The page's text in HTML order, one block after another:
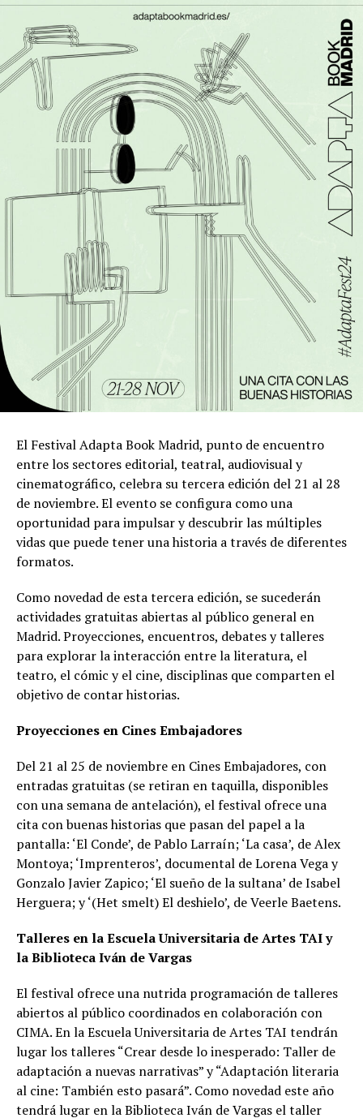
El Festival Adapta Book Madrid, punto de encuentro
entre los sectores editorial, teatral, audiovisual y
cinematográfico, celebra su tercera edición del 21 al 28
de noviembre. El evento se configura como una
oportunidad para impulsar y descubrir las múltiples
vidas que puede tener una historia a través de diferentes
formatos.
Como novedad de esta tercera edición, se sucederán
actividades gratuitas abiertas al público general en
Madrid. Proyecciones, encuentros, debates y talleres
para explorar la interacción entre la literatura, el
teatro, el cómic y el cine, disciplinas que comparten el
objetivo de contar historias.
Proyecciones en Cines Embajadores
Del 21 al 25 de noviembre en Cines Embajadores, con
entradas gratuitas (se retiran en taquilla, disponibles
con una semana de antelación), el festival ofrece una
cita con buenas historias que pasan del papel a la
pantalla: ‘El Conde’, de Pablo Larraín; ‘La casa’, de Alex
Montoya; ‘Imprenteros’, documental de Lorena Vega y
Gonzalo Javier Zapico; ‘El sueño de la sultana’ de Isabel
Herguera; y ‘(Het smelt) El deshielo’, de Veerle Baetens.
Talleres en la Escuela Universitaria de Artes TAI y
la Biblioteca Iván de Vargas
El festival ofrece una nutrida programación de talleres
abiertos al público coordinados en colaboración con
CIMA. En la Escuela Universitaria de Artes TAI tendrán
lugar los talleres “Crear desde lo inesperado: Taller de
adaptación a nuevas narrativas” y “Adaptación literaria
al cine: También esto pasará”. Como novedad este año
tendrá lugar en la Biblioteca Iván de Vargas el taller